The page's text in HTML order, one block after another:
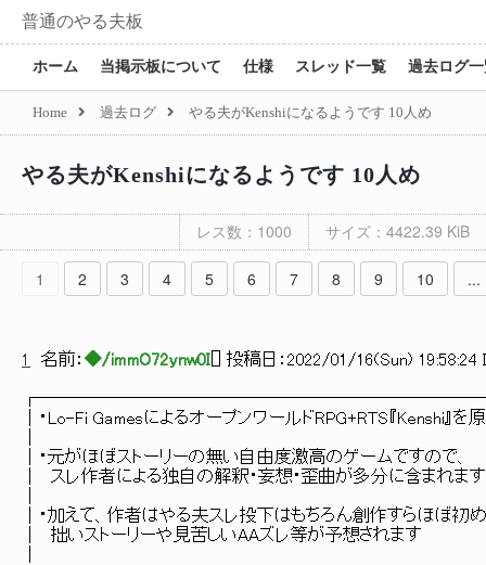
普通のやる夫板
ホーム 当掲示板について 仕様 スレッド一覧 過去ログ
Home 過去ログ やる夫がKenshiになるようです 10人め
やる夫がKenshiになるようです 10人め
レス数：1000 サイズ：4422.39 KiB
1 2 3 4 5 6 7 8 9 10 ...
1 名前： ◆/immO72ynw0I ] 投稿日： 2022/01/16(Sun) 19:58:24
│・Lo-Fi Gamesによるオープンワールド
│・元がほぼストーリーの無い自由
│ スレ作者による独自の解釈・妄想
│・加えて、作者はやる夫スレ投下はもち
│ 拙いストーリーや見苦しい